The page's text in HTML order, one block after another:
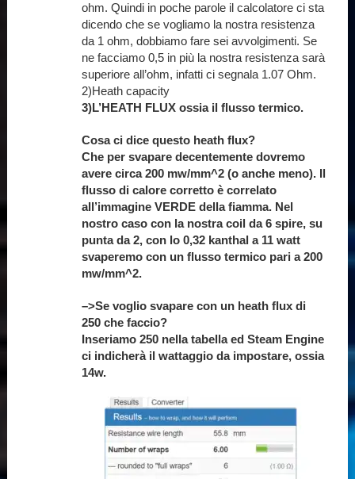
ohm. Quindi in poche parole il calcolatore ci sta
dicendo che se vogliamo la nostra resistenza
da 1 ohm, dobbiamo fare sei avvolgimenti. Se
ne facciamo 0,5 in più la nostra resistenza sarà
superiore all’ohm, infatti ci segnala 1.07 Ohm.
2)Heath capacity
3)L’HEATH FLUX ossia il flusso termico.
Cosa ci dice questo heath flux?
Che per svapare decentemente dovremo
avere circa 200 mw/mm^2 (o anche meno). Il
flusso di calore corretto è correlato
all’immagine VERDE della fiamma. Nel
nostro caso con la nostra coil da 6 spire, su
punta da 2, con lo 0,32 kanthal a 11 watt
svaperemo con un flusso termico pari a 200
mw/mm^2.
–>Se voglio svapare con un heath flux di
250 che faccio?
Inseriamo 250 nella tabella ed Steam Engine
ci indicherà il wattaggio da impostare, ossia
14w.